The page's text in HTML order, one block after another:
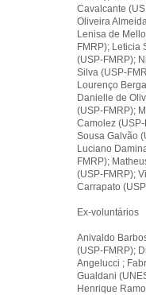
Cavalcante
Oliveira
Lenisa de
FMRP); Leticia
(USP-FMRP);
Silva (USP-
Lourenço
Danielle de
(USP-FMRP);
Camolez
Sousa Galvão
Luciano
FMRP);
(USP-FMRP);
Carrapato
Ex-voluntários
Anivaldo
(USP-FMRP);
Angelucci ;
Gualdani
Henrique